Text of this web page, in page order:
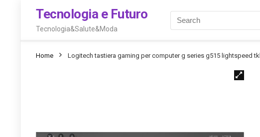
Tecnologia e Futuro
Tecnologia&Salute&Moda
Home Logitech tastiera gaming per computer g series g515 lightspeed tkl